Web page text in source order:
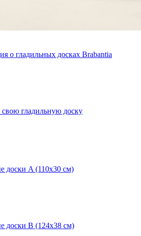
о гладильных досках Brabantia
свою гладильную доску
доски A (110х30 см)
доски B (124х38 см)